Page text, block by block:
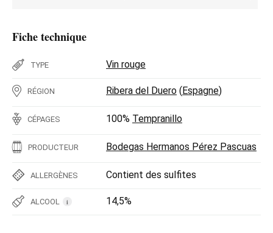
Fiche technique
TYPE Vin rouge
RÉGION Ribera del Duero (Espagne)
CÉPAGES 100% Tempranillo
PRODUCTEUR Bodegas Hermanos Pérez Pascuas
ALLERGÈNES Contient des sulfites
ALCOOL i 14,5%